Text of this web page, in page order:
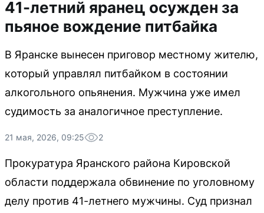
41-летний яранец осужден за
пьяное вождение питбайка
В Яранске вынесен приговор местному жителю,
который управлял питбайком в состоянии
алкогольного опьянения. Мужчина уже имел
судимость за аналогичное преступление.
21 мая, 2026, 09:25 2
Прокуратура Яранского района Кировской
области поддержала обвинение по уголовному
делу против 41-летнего мужчины. Суд признал